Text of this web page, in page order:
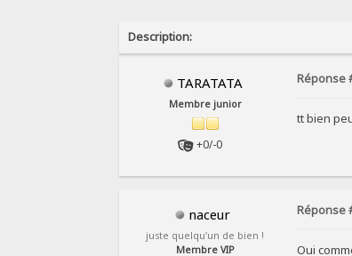
Description:
TARATATA
Membre junior
+0/-0
Réponse
tt bien
naceur
juste quelqu'un de bien !
Membre VIP
Réponse
Oui